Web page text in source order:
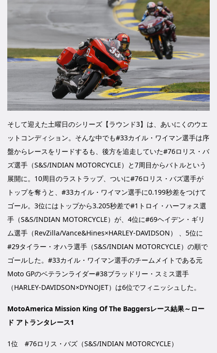
そして迎えた土曜日のシリーズ【ラウンド3】は、あいにくのウエ
ットコンディション。そんな中でも#33カイル・ワイマン選手は序
盤からレースをリードするも、後方を追走していた#76ロリス・バ
ズ選手（S&S/INDIAN MOTORCYCLE）と7周目からバトルという
展開に。10周目のラストラップ、ついに#76ロリス・バズ選手が
トップを奪うと、#33カイル・ワイマン選手に0.199秒差をつけて
ゴール。3位にはトップから3.205秒差で#1トロイ・ハーフォス選
手（S&S/INDIAN MOTORCYCLE）が、4位に#69ヘイデン・ギリ
ム選手（RevZilla/Vance&Hines×HARLEY-DAVIDSON） 、5位に
#29タイラー・オハラ選手（S&S/INDIAN MOTORCYCLE）の順で
ゴールした。#33カイル・ワイマン選手のチームメイトである元
Moto GPのベテランライダー#38ブラッドリー・スミス選手
（HARLEY-DAVIDSON×DYNOJET）は6位でフィニッシュした。
MotoAmerica Mission King Of The Baggersレース結果～ロー
ド アトランタレース1
1位 #76ロリス・バズ（S&S/INDIAN MOTORCYCLE）